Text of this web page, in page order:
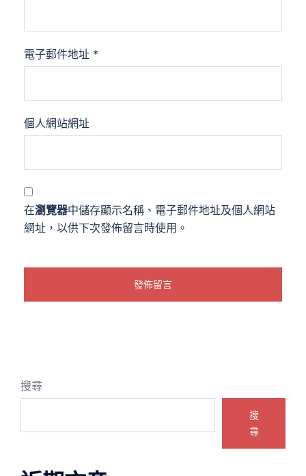
電子郵件地址 *
個人網站網址
在瀏覽器中儲存顯示名稱、電子郵件地址及個人網站
網址，以供下次發佈留言時使用。
搜尋
搜
尋